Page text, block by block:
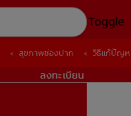
Toggle
ลงทะเบียน
สุขภาพช่องปาก วิธีแก้ปัญห